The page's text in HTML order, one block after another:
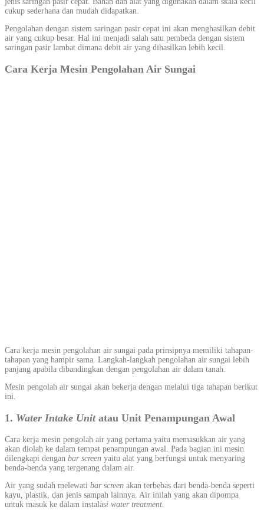
cukup sederhana dan mudah didapatkan.
Pengolahan dengan sistem saringan pasir cepat ini akan menghasilkan debit
air yang cukup besar. Hal ini menjadi salah satu pembeda dengan sistem
saringan pasir lambat dimana debit air yang dihasilkan lebih kecil.
Cara Kerja Mesin Pengolahan Air Sungai
Cara kerja mesin pengolahan air sungai pada prinsipnya memiliki tahapan-
tahapan yang hampir sama. Langkah-langkah pengolahan air sungai lebih
panjang apabila dibandingkan dengan pengolahan air dalam tanah.
Mesin pengolah air sungai akan bekerja dengan melalui tiga tahapan berikut
ini.
1. Water Intake Unit atau Unit Penampungan Awal
Cara kerja mesin pengolah air yang pertama yaitu memasukkan air yang
akan diolah ke dalam tempat penampungan awal. Pada bagian ini mesin
dilengkapi dengan bar screen yaitu alat yang berfungsi untuk menyaring
benda-benda yang tergenang dalam air.
Air yang sudah melewati bar screen akan terbebas dari benda-benda seperti
kayu, plastik, dan jenis sampah lainnya. Air inilah yang akan dipompa
untuk masuk ke dalam instalasi water treatment.